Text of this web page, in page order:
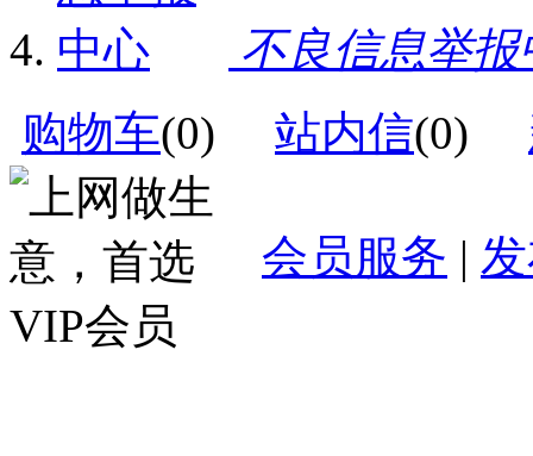
不良信息举报
购物车(0) 站内信(0)
会员服务 |